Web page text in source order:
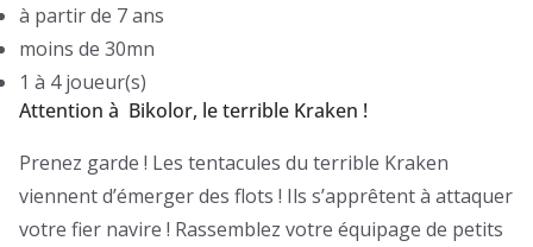
à partir de 7 ans
moins de 30mn
1 à 4 joueur(s)
Attention à Bikolor, le terrible Kraken !
Prenez garde ! Les tentacules du terrible Kraken
viennent d’émerger des flots ! Ils s’apprêtent à attaquer
votre fier navire ! Rassemblez votre équipage de petits